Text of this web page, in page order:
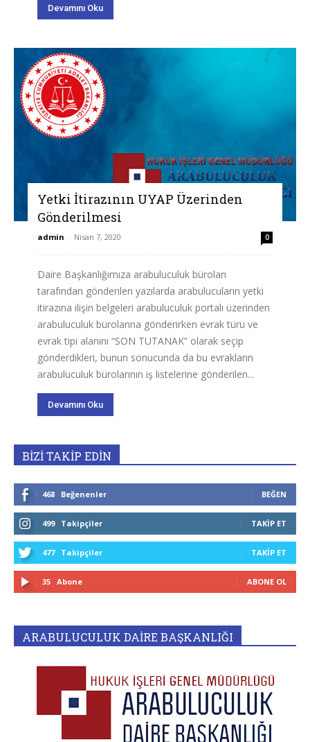
Devamını Oku
Yetki İtirazının UYAP Üzerinden
Gönderilmesi
admin - Nisan 7, 2020 0
Daire Başkanlığımıza arabuluculuk büroları
tarafından gönderilen yazılarda arabulucuların yetki
itirazına ilişin belgeleri arabuluculuk portalı üzerinden
arabuluculuk bürolarına gönderirken evrak türü ve
evrak tipi alanını “SON TUTANAK” olarak seçip
gönderdikleri, bunun sonucunda da bu evrakların
arabuluculuk bürolarının iş listelerine gönderilen...
Devamını Oku
BİZİ TAKİP EDİN
468 Beğenenler BEĞEN
499 Takipçiler TAKIP ET
477 Takipçiler TAKIP ET
35 Abone ABONE OL
ARABULUCULUK DAİRE BAŞKANLIĞI